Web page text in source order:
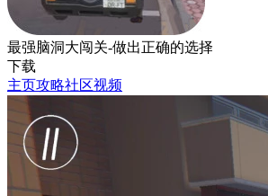
最强脑洞大闯关-做出正确的选择
下载
主页攻略社区视频